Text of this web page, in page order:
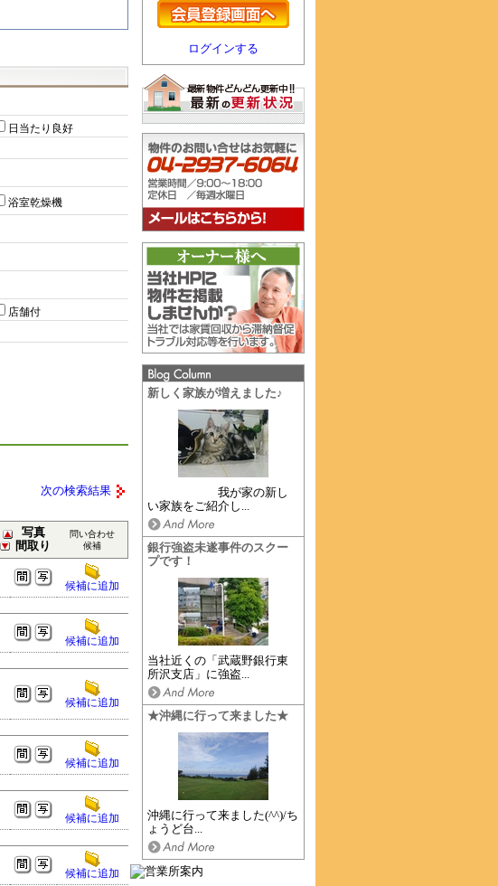
ログインする
新しく家族が増えました♪
我が家の新し
い家族をご紹介し...
銀行強盗未遂事件のスクー
プです！
当社近くの「武蔵野銀行東
所沢支店」に強盗...
★沖縄に行って来ました★
沖縄に行って来ました(^^)/ち
ょうど台...
日当たり良好
浴室乾燥機
店舗付
次の検索結果
写真
間取り
問い合わせ
候補
候補に追加
候補に追加
候補に追加
候補に追加
候補に追加
候補に追加